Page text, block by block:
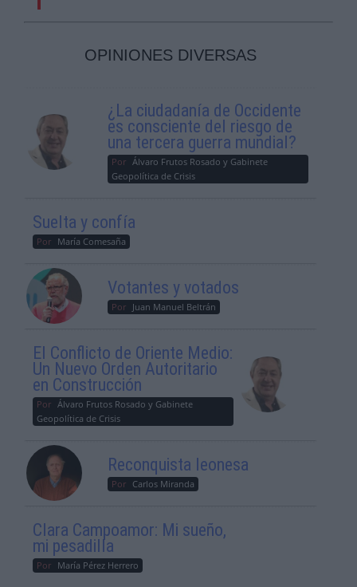
OPINIONES DIVERSAS
¿La ciudadanía de Occidente
es consciente del riesgo de
una tercera guerra mundial?
Por Álvaro Frutos Rosado y Gabinete
Geopolítica de Crisis
Suelta y confía
Por María Comesaña
Votantes y votados
Por Juan Manuel Beltrán
El Conflicto de Oriente Medio:
Un Nuevo Orden Autoritario
en Construcción
Por Álvaro Frutos Rosado y Gabinete
Geopolítica de Crisis
Reconquista leonesa
Por Carlos Miranda
Clara Campoamor: Mi sueño,
mi pesadilla
Por María Pérez Herrero